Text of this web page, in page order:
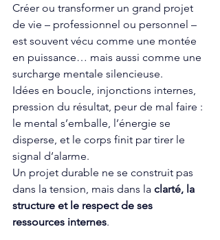
Créer ou transformer un grand projet
de vie – professionnel ou personnel –
est souvent vécu comme une montée
en puissance… mais aussi comme une
surcharge mentale silencieuse.
Idées en boucle, injonctions internes,
pression du résultat, peur de mal faire :
le mental s’emballe, l’énergie se
disperse, et le corps finit par tirer le
signal d’alarme.
Un projet durable ne se construit pas
dans la tension, mais dans la clarté, la
structure et le respect de ses
ressources internes.